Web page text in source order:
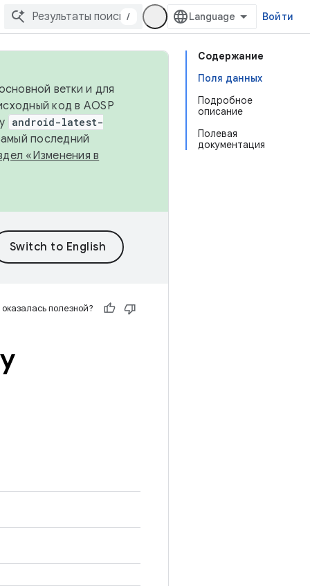
/ Войти
Содержание
Поля данных
Подробное
описание
Полевая
документация
ветки и для
код в AOSP
android-latest-
последний
«Изменения в
полезной?